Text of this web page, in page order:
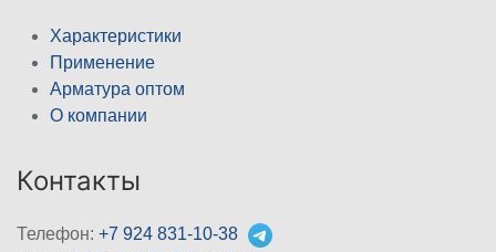
Характеристики
Применение
Арматура оптом
О компании
Контакты
Телефон: +7 924 831-10-38